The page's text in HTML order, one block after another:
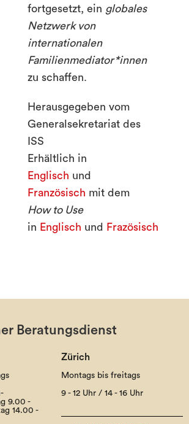
fortgesetzt, ein globales
Netzwerk von
internationalen
Familienmediator*innen
zu schaffen.
Herausgegeben vom
Generalsekretariat des
ISS
Erhältlich in
Englisch und
Französisch mit dem
How to Use
in Englisch und Frazösisch
Beratungsdienst
9.00 -
14.00 -
Zürich
Montags bis freitags
9 - 12 Uhr / 14 - 16 Uhr